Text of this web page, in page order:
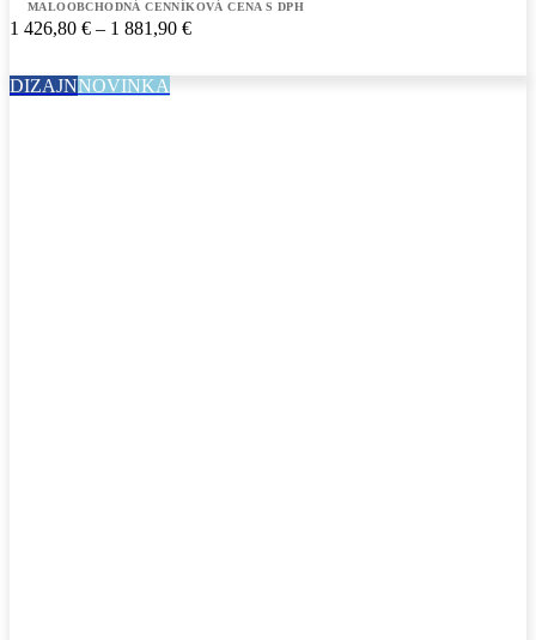
MALOOBCHODNÁ CENNÍKOVÁ CENA S DPH
1 426,80 € – 1 881,90 €Price
DIZAJNNOVINKA